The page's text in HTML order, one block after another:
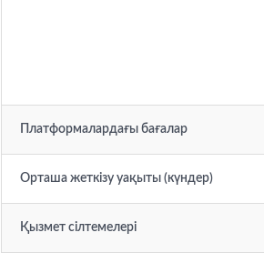
Платформалардағы бағалар
Орташа жеткізу уақыты (күндер)
Қызмет сілтемелері